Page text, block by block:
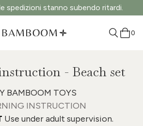
spedizioni stanno subendo ritardi.
0
- Beach set
BAMBOOM TOYS
INSTRUCTION
Use under adult supervision.